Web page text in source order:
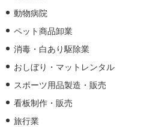
動物病院
ペット商品卸業
消毒・白あり駆除業
おしぼり・マットレンタル
スポーツ用品製造・販売
看板制作・販売
旅行業